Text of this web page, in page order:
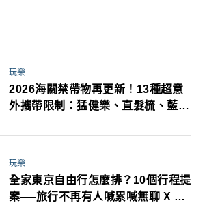
玩樂
2026海關禁帶物再更新！13種超意
外攜帶限制：猛健樂、直髮梳、藍牙
萬！注意事項一次看！
玩樂
全家東京自由行怎麼排？10個行程提
案──旅行不再有人喊累喊無聊 X 爸